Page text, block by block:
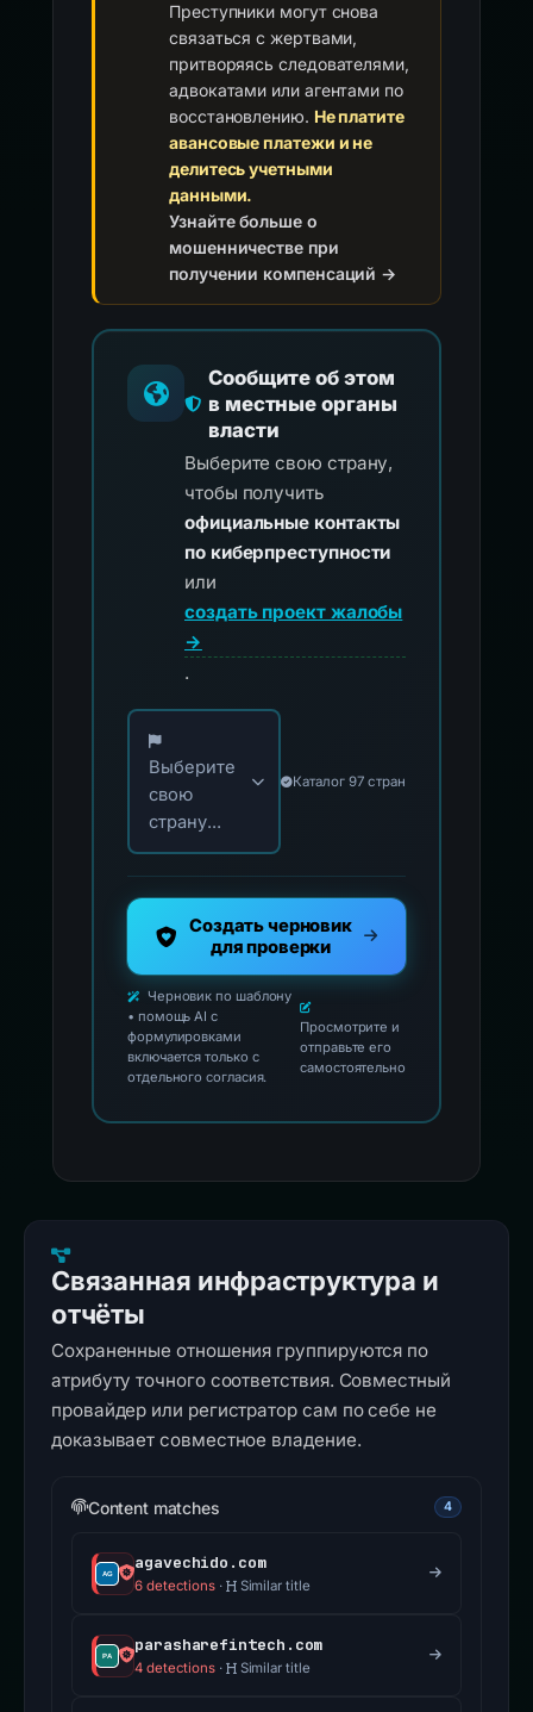
Преступники могут снова
связаться с жертвами,
притворяясь следователями,
адвокатами или агентами по
восстановлению. Не платите
авансовые платежи и не
делитесь учетными
данными.
Узнайте больше о
мошенничестве при
получении компенсаций →
Сообщите об этом
в местные органы
власти
Выберите свою страну,
чтобы получить
официальные контакты
по киберпреступности
или
создать проект жалобы
→
.
Выберите свою страну для официальных
Выберите
свою
страну...
Каталог 97 стран
Создать черновик
для проверки
Черновик по шаблону
• помощь AI с
формулировками
включается только с
отдельного согласия.
Просмотрите и
отправьте его
самостоятельно
Связанная инфраструктура и
отчёты
Сохраненные отношения группируются по
атрибуту точного соответствия. Совместный
провайдер или регистратор сам по себе не
доказывает совместное владение.
Content matches 4
agavechido.com
6 detections · Similar title
parasharefintech.com
4 detections · Similar title